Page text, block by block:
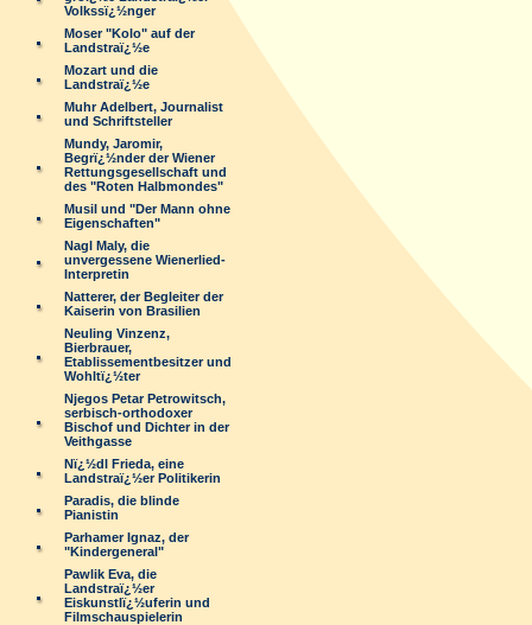
Volkssï¿½nger
Moser "Kolo" auf der
Landstraï¿½e
Mozart und die
Landstraï¿½e
Muhr Adelbert, Journalist
und Schriftsteller
Mundy, Jaromir,
Begrï¿½nder der Wiener
Rettungsgesellschaft und
des "Roten Halbmondes"
Musil und "Der Mann ohne
Eigenschaften"
Nagl Maly, die
unvergessene Wienerlied-
Interpretin
Natterer, der Begleiter der
Kaiserin von Brasilien
Neuling Vinzenz,
Bierbrauer,
Etablissementbesitzer und
Wohltï¿½ter
Njegos Petar Petrowitsch,
serbisch-orthodoxer
Bischof und Dichter in der
Veithgasse
Nï¿½dl Frieda, eine
Landstraï¿½er Politikerin
Paradis, die blinde
Pianistin
Parhamer Ignaz, der
"Kindergeneral"
Pawlik Eva, die
Landstraï¿½er
Eiskunstlï¿½uferin und
Filmschauspielerin